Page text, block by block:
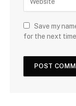
Save my
for the next